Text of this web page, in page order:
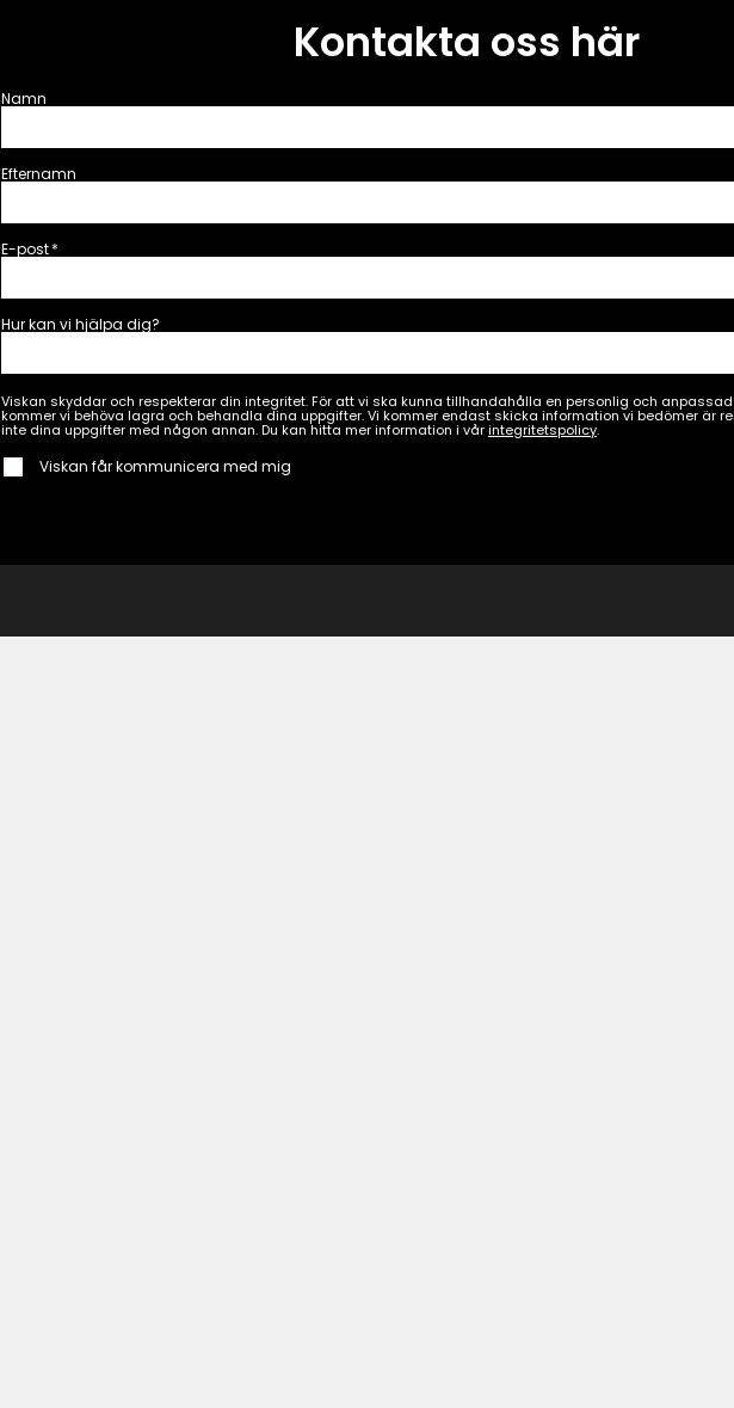
Kontakta oss här
Namn
Efternamn
E-post*
Hur kan vi hjälpa dig?
Viskan skyddar och respekterar din integritet. För att vi ska kunna tillhandahålla en personlig och
kommer vi behöva lagra och behandla dina uppgifter. Vi kommer endast skicka information vi bedömer är
inte dina uppgifter med någon annan. Du kan hitta mer information i vårintegritetspolicy.
Viskan får kommunicera med mig